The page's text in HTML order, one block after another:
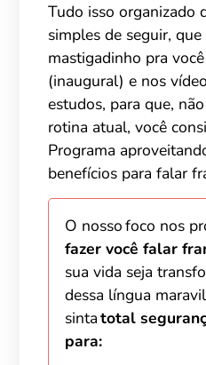
Tudo isso organizado
simples de seguir,
mastigadinho pra
(inaugural) e nos
estudos, para que,
rotina atual, você
Programa
benefícios para falar
O nosso foco nos
fazer você falar
sua vida seja
dessa língua
sintatotal
para: